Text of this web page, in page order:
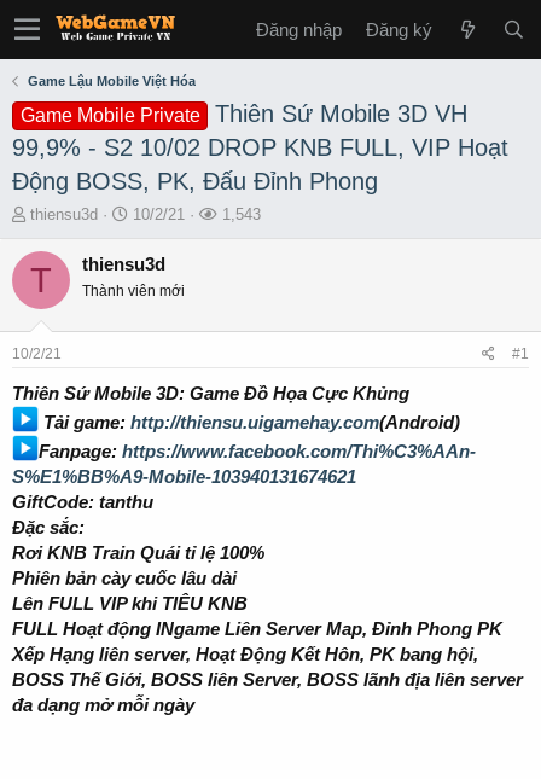
Đăng nhập Đăng ký
Game Lậu Mobile Việt Hóa
Game Mobile Private
Thiên Sứ Mobile 3D VH
99,9% - S2 10/02 DROP KNB FULL, VIP Hoạt
Động BOSS, PK, Đấu Đỉnh Phong
T
r
s
a
r
t
e
r
thiensu3d
S
a
t
e
10/2/21
L1,543
T thiensu3d
Thành viên mới
10/2/21 #1
Thiên Sứ Mobile 3D: Game Đồ Họa Cực Khủng
Tải game: http://thiensu.uigamehay.com(Android)
Fanpage: https://www.facebook.com/Thi%C3%AAn-
S%E1%BB%A9-Mobile-103940131674621
GiftCode: tanthu
Đặc sắc:
Rơi KNB Train Quái tỉ lệ 100%
Phiên bản cày cuốc lâu dài
Lên FULL VIP khi TIÊU KNB
FULL Hoạt động INgame Liên Server Map, Đỉnh Phong PK
Xếp Hạng liên server, Hoạt Động Kết Hôn, PK bang hội,
BOSS Thế Giới, BOSS liên Server, BOSS lãnh địa liên server
đa dạng mở mỗi ngày